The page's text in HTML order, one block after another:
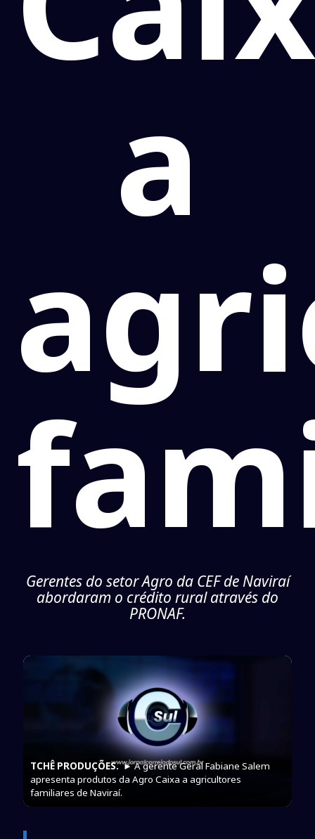
a
Gerentes do setor Agro da CEF de Naviraí
abordaram o crédito rural através do
PRONAF.
TCHÊ PRODUÇÕES.► A gerente Geral Fabiane Salem
apresenta produtos da Agro Caixa a agricultores
familiares de Naviraí.